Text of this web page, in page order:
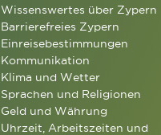
Wissenswertes über Zypern
Barrierefreies Zypern
Einreisebestimmungen
Kommunikation
Klima und Wetter
Sprachen und Religionen
Geld und Währung
Uhrzeit, Arbeitszeiten und